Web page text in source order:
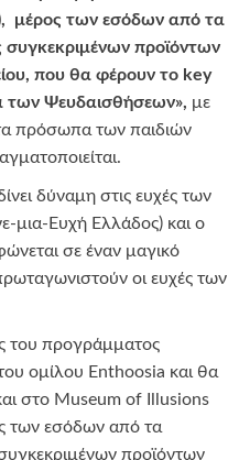
μέρος των εσόδων από τα
συγκεκριμένων προϊόντων
που θα φέρουν το key
των Ψευδαισθήσεων», με
πρόσωπα των παιδιών
δύναμη στις ευχές των
μια-Ευχή Ελλάδος) και ο
σε έναν μαγικό
οι ευχές των
του προγράμματος
ομίλου Enthoosia και θα
στο Museum of Illusions
των εσόδων από τα
προϊόντων